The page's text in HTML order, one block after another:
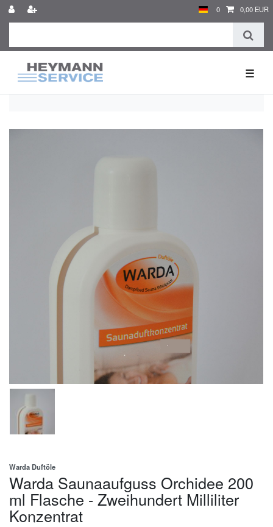
0 0,00 EUR
☰
Warda Duftöle
Warda Saunaaufguss Orchidee 200
ml Flasche - Zweihundert Milliliter
Konzentrat